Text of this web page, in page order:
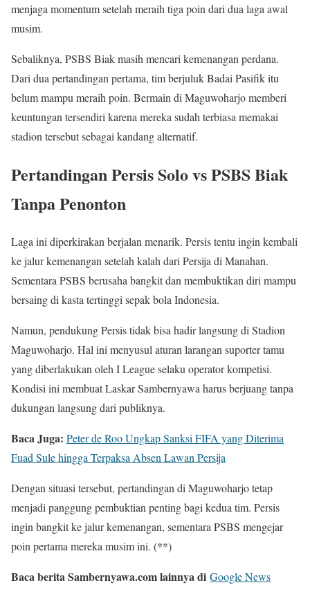
menjaga momentum setelah meraih tiga poin dari dua laga awal
musim.
Sebaliknya, PSBS Biak masih mencari kemenangan perdana.
Dari dua pertandingan pertama, tim berjuluk Badai Pasifik itu
belum mampu meraih poin. Bermain di Maguwoharjo memberi
keuntungan tersendiri karena mereka sudah terbiasa memakai
stadion tersebut sebagai kandang alternatif.
Pertandingan Persis Solo vs PSBS Biak
Tanpa Penonton
Laga ini diperkirakan berjalan menarik. Persis tentu ingin kembali
ke jalur kemenangan setelah kalah dari Persija di Manahan.
Sementara PSBS berusaha bangkit dan membuktikan diri mampu
bersaing di kasta tertinggi sepak bola Indonesia.
Namun, pendukung Persis tidak bisa hadir langsung di Stadion
Maguwoharjo. Hal ini menyusul aturan larangan suporter tamu
yang diberlakukan oleh I League selaku operator kompetisi.
Kondisi ini membuat Laskar Sambernyawa harus berjuang tanpa
dukungan langsung dari publiknya.
Baca Juga: Peter de Roo Ungkap Sanksi FIFA yang Diterima
Fuad Sule hingga Terpaksa Absen Lawan Persija
Dengan situasi tersebut, pertandingan di Maguwoharjo tetap
menjadi panggung pembuktian penting bagi kedua tim. Persis
ingin bangkit ke jalur kemenangan, sementara PSBS mengejar
poin pertama mereka musim ini. (**)
Baca berita Sambernyawa.com lainnya di Google News